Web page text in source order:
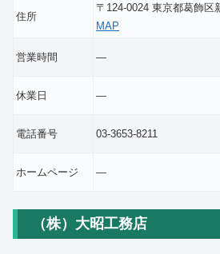
住所
〒124-0024 東京都葛飾
MAP
営業時間 ―
休業日 ―
電話番号 03-3653-8211
ホームページ ―
（株）大昭工務店